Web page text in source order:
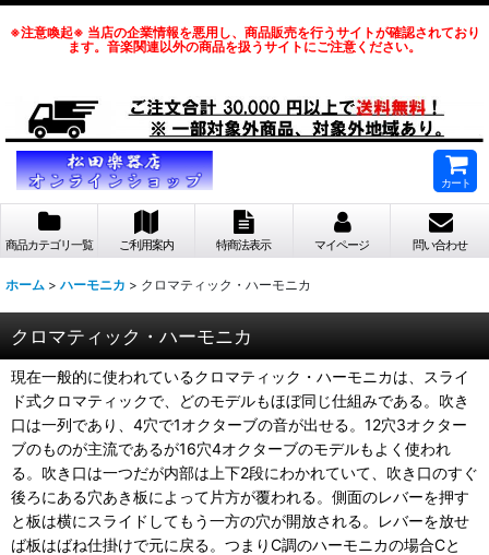
※注意喚起※ 当店の企業情報を悪用し、商品販売を行うサイトが確認されており
ます。音楽関連以外の商品を扱うサイトにご注意ください。
カート
商品カテゴリ一覧 ご利用案内 特商法表示 マイページ 問い合わせ
ホーム > ハーモニカ > クロマティック・ハーモニカ
クロマティック・ハーモニカ
現在一般的に使われているクロマティック・ハーモニカは、スライ
ド式クロマティックで、どのモデルもほぼ同じ仕組みである。吹き
口は一列であり、4穴で1オクターブの音が出せる。12穴3オクター
ブのものが主流であるが16穴4オクターブのモデルもよく使われ
る。吹き口は一つだが内部は上下2段にわかれていて、吹き口のすぐ
後ろにある穴あき板によって片方が覆われる。側面のレバーを押す
と板は横にスライドしてもう一方の穴が開放される。レバーを放せ
ば板はばね仕掛けで元に戻る。つまりC調のハーモニカの場合Cと